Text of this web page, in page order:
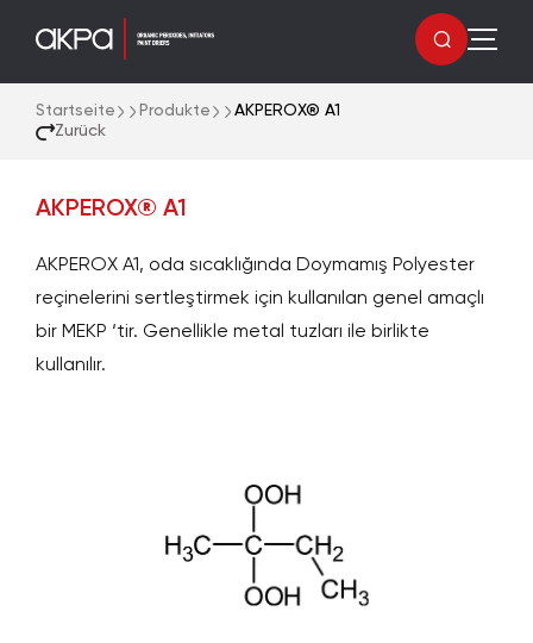
Zurück
Startseite Produkte AKPEROX® A1
AKPEROX® A1
AKPEROX A1, oda sıcaklığında Doymamış Polyester
reçinelerini sertleştirmek için kullanılan genel amaçlı
bir MEKP ‘tir. Genellikle metal tuzları ile birlikte
kullanılır.